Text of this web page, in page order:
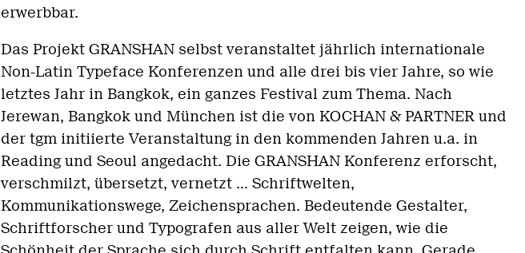
erwerbbar.
Das Projekt GRANSHAN selbst veranstaltet jährlich internationale
Non-Latin Typeface Konferenzen und alle drei bis vier Jahre, so wie
letztes Jahr in Bangkok, ein ganzes Festival zum Thema. Nach
Jerewan, Bangkok und München ist die von KOCHAN & PARTNER und
der tgm initiierte Veranstaltung in den kommenden Jahren u.a. in
Reading und Seoul angedacht. Die GRANSHAN Konferenz erforscht,
verschmilzt, übersetzt, vernetzt ... Schriftwelten,
Kommunikationswege, Zeichensprachen. Bedeutende Gestalter,
Schriftforscher und Typografen aus aller Welt zeigen, wie die